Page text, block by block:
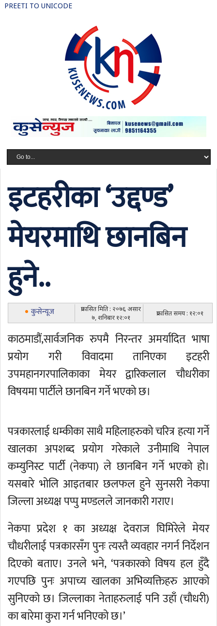
PREETI TO UNICODE
इटहरीका ‘उद्दण्ड’
मेयरमाथि छानबिन
हुने..
कुसेन्यूज
प्रकासित मिति : २०७६ असार
७, शनिबार १२:०१
प्रकासित समय : १२:०१
काठमाडौं,सार्वजनिक रुपमै निरन्तर अमर्यादित भाषा
प्रयोग गरी विवादमा तानिएका इटहरी
उपमहानगरपालिकाका मेयर द्वारिकलाल चौधरीका
विषयमा पार्टीले छानबिन गर्ने भएको छ।
पत्रकारलाई धम्कीका साथै महिलाहरुको चरित्र हत्या गर्ने
खालका अपशब्द प्रयोग गरेकाले उनीमाथि नेपाल
कम्युनिस्ट पार्टी (नेकपा) ले छानबिन गर्ने भएको हो।
यसबारे भोलि आइतबार छलफल हुने सुनसरी नेकपा
जिल्ला अध्यक्ष पप्पु मण्डलले जानकारी गराए।
नेकपा प्रदेश १ का अध्यक्ष देवराज घिमिरेले मेयर
चौधरीलाई पत्रकारसँग पुनः त्यस्तै व्यवहार नगर्न निर्देशन
दिएको बताए। उनले भने, ‘पत्रकारको विषय हल हुँदै
गएपछि पुनः अपाच्य खालका अभिव्यक्तिहरु आएको
सुनिएको छ। जिल्लाका नेताहरुलाई पनि उहाँ (चौधरी)
का बारेमा कुरा गर्न भनिएको छ।’